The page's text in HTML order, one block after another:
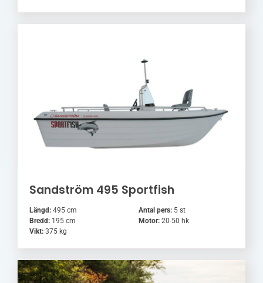
Sandström 495 Sportfish
Längd:495 cm
Bredd:195 cm
Vikt:375 kg
Antal pers: 5 st
Motor: 20-50 hk